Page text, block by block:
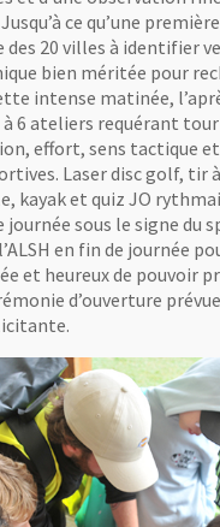
ce qu’une
des 20 villes à identifier
bien méritée pour
intense matinée,
6 ateliers requérant
effort, sens tactique
Laser disc golf, tir
kayak et quiz JO
sous le signe du
en fin de journée
et heureux de pouvoir
d’ouverture